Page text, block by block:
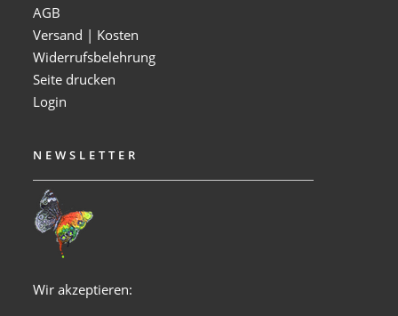
AGB
Versand | Kosten
Widerrufsbelehrung
Seite drucken
Login
NEWSLETTER
Wir akzeptieren: